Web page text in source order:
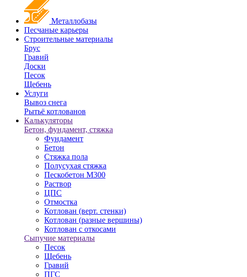
Металлобазы
Песчаные карьеры
Строительные материалы
Брус
Гравий
Доски
Песок
Щебень
Услуги
Вывоз снега
Рытьё котлованов
Калькуляторы
Бетон, фундамент, стяжка
Фундамент
Бетон
Стяжка пола
Полусухая стяжка
Пескобетон М300
Раствор
ЦПС
Отмостка
Котлован (верт. стенки)
Котлован (разные вершины)
Котлован с откосами
Сыпучие материалы
Песок
Щебень
Гравий
ПГС